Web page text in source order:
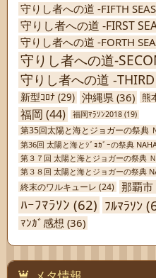
守りし者への道 -FIFTH
守りし者への道 -FIRST
守りし者への道 -FORTH
守りし者への道-
守りし者への道 -THIRD
新型ｺﾛﾅ (29) 沖縄県 (36) 熊
福岡 (44) 福岡ﾏﾗｿﾝ2018 (19)
第35回太陽と海とジョガーの祭典
第36回 太陽と海とｼﾞｮｶﾞｰの祭典
第３７回 太陽と海とジョガーの祭典
第３８回 太陽と海とジョガーの祭典
終末のワルキューレ (24) 那覇市
ﾊｰﾌﾏﾗｿﾝ (62) ﾌﾙﾏﾗｿﾝ
ﾏﾝｶﾞ感想 (36)